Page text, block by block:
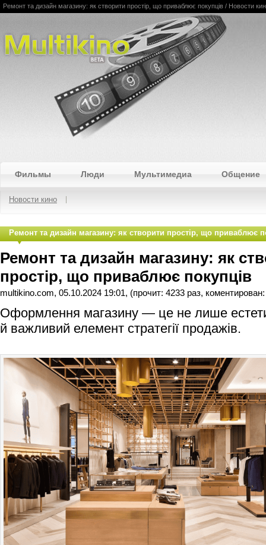
Multikino
Ремонт та дизайн магазину: як створити простір, що приваблює покупців / Новости
Фильмы Люди Мультимедиа Общение
Новости кино
Ремонт та дизайн магазину: як створити простір, що приваблює
Ремонт та дизайн магазину: як
простір, що приваблює покупців
multikino.com, 05.10.2024 19:01, (прочит: 4233 раз,
Оформлення магазину — це не лише
й важливий елемент стратегії продажів.